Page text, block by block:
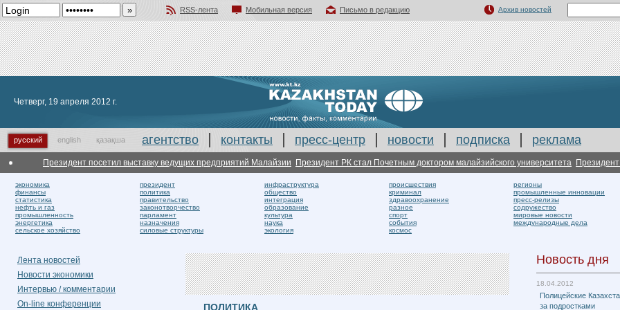
RSS-лента Мобильная версия
Письмо в редакцию
Архив новостей
Четверг, 19 апреля 2012 г.
русский english қазақша агентство контакты пресс-центр новости подписка реклама
Президент посетил выставку ведущих предприятий Малайзии Президент РК стал Почетным доктором малайзийского университета Президент
экономика
финансы
статистика
нефть и газ
промышленность
энергетика
сельское хозяйство
президент
политика
правительство
законотворчество
парламент
назначения
силовые структуры
инфраструктура
общество
интеграция
образование
культура
наука
экология
происшествия
криминал
здравоохранение
разное
спорт
события
космос
регионы
промышленные инновации
пресс-релизы
содружество
мировые новости
международные дела
Лента новостей
Новости экономики
Интервью / комментарии
On-line конференции
ПОЛИТИКА
Новость дня
18.04.2012
Полицейские
за подростками